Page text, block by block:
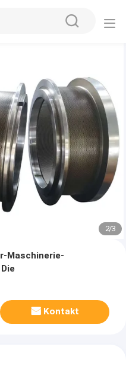
2/3
Maschinerie-
Kontakt